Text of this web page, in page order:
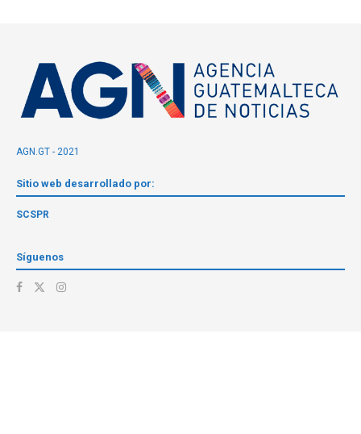
AGN.GT - 2021
Sitio web desarrollado por:
SCSPR
Síguenos